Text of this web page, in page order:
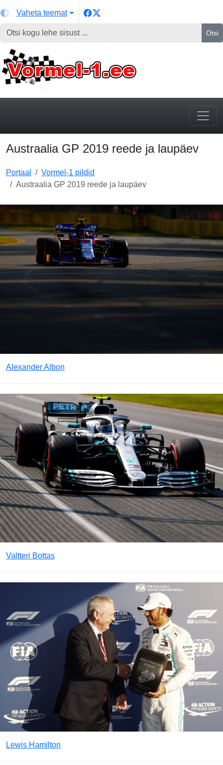
Vaheta teemat
Otsi
Austraalia GP 2019 reede ja laupäev
Portaal
Vormel-1 pildid
Austraalia GP 2019 reede ja laupäev
Alexander Albon
Valtteri Bottas
Lewis Hamilton